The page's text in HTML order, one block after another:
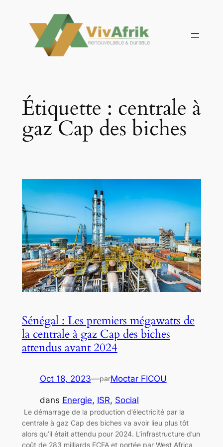
contenu
Étiquette : centrale à
gaz Cap des biches
Sénégal : Les premiers mégawatts de
la centrale à gaz Cap des biches
attendus avant 2024
Oct 18, 2023—parMoctar FICOU
dans Energie, ISR, Social
Le démarrage de la production d’électricité par la
centrale à gaz Cap des biches va avoir lieu plus tôt
alors qu’il était attendu pour 2024. L’infrastructure d’un
coût de 283 milliards FCFA et portée par West Africa